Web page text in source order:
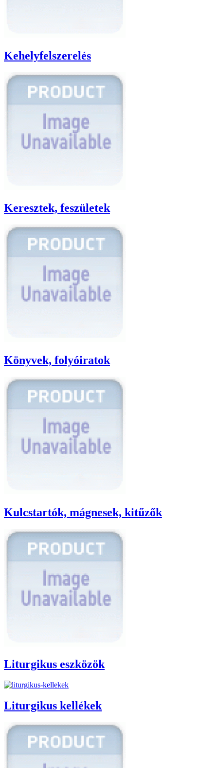
Kehelyfelszerelés
Keresztek, feszületek
Könyvek, folyóiratok
Kulcstartók, mágnesek, kitűzők
Liturgikus eszközök
Liturgikus kellékek